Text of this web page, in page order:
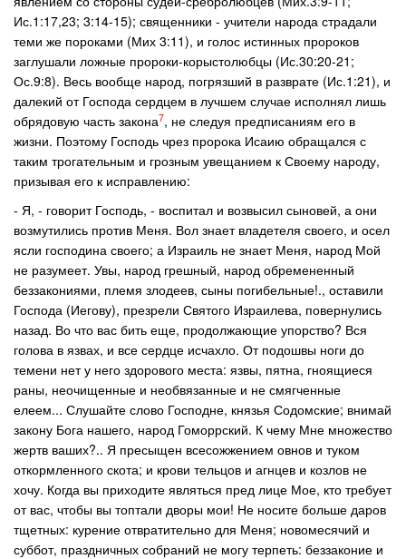
Ис.1:17,23; 3:14-15); священники - учители народа страдали
теми же пороками (Мих 3:11), и голос истинных пророков
заглушали ложные пророки-корыстолюбцы (Ис.30:20-21;
Ос.9:8). Весь вообще народ, погрязший в разврате (Ис.1:21), и
далекий от Господа сердцем в лучшем случае исполнял лишь
обрядовую часть закона7, не следуя предписаниям его в
жизни. Поэтому Господь чрез пророка Исаию обращался с
таким трогательным и грозным увещанием к Своему народу,
призывая его к исправлению:
- Я, - говорит Господь, - воспитал и возвысил сыновей, а они
возмутились против Меня. Вол знает владетеля своего, и осел
ясли господина своего; а Израиль не знает Меня, народ Мой
не разумеет. Увы, народ грешный, народ обремененный
беззакониями, племя злодеев, сыны погибельные!., оставили
Господа (Иегову), презрели Святого Израилева, повернулись
назад. Во что вас бить еще, продолжающие упорство? Вся
голова в язвах, и все сердце исчахло. От подошвы ноги до
темени нет у него здорового места: язвы, пятна, гноящиеся
раны, неочищенные и необвязанные и не смягченные
елеем... Слушайте слово Господне, князья Содомские; внимай
закону Бога нашего, народ Гоморрский. К чему Мне множество
жертв ваших?.. Я пресыщен всесожжением овнов и туком
откормленного скота; и крови тельцов и агнцев и козлов не
хочу. Когда вы приходите являться пред лице Мое, кто требует
от вас, чтобы вы топтали дворы мои! Не носите больше даров
тщетных: курение отвратительно для Меня; новомесячий и
суббот, праздничных собраний не могу терпеть: беззаконие и